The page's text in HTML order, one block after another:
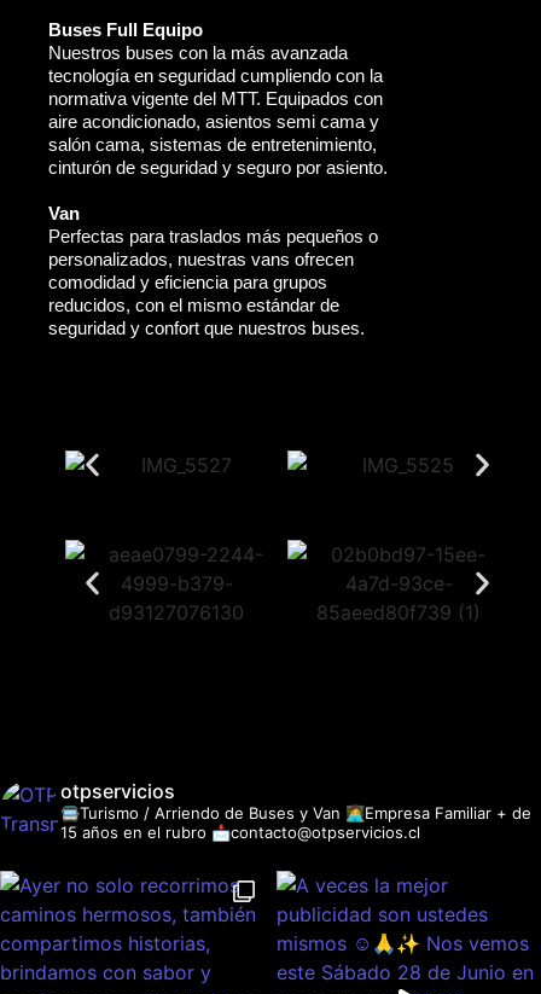
Buses Full Equipo
Nuestros buses con la más avanzada
tecnología en seguridad cumpliendo con la
normativa vigente del MTT. Equipados con
aire acondicionado, asientos semi cama y
salón cama, sistemas de entretenimiento,
cinturón de seguridad y seguro por asiento.
Van
Perfectas para traslados más pequeños o
personalizados, nuestras vans ofrecen
comodidad y eficiencia para grupos
reducidos, con el mismo estándar de
seguridad y confort que nuestros buses.
otpservicios
🚍Turismo / Arriendo de Buses y Van 👩‍💻Empresa Familiar + de
15 años en el rubro 📩contacto@otpservicios.cl